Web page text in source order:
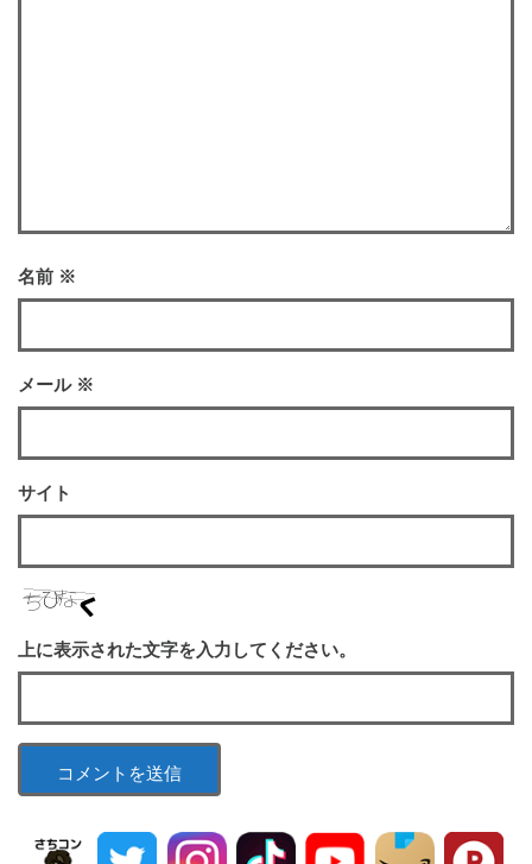
名前 ※
メール ※
サイト
上に表示された文字を入力してください。